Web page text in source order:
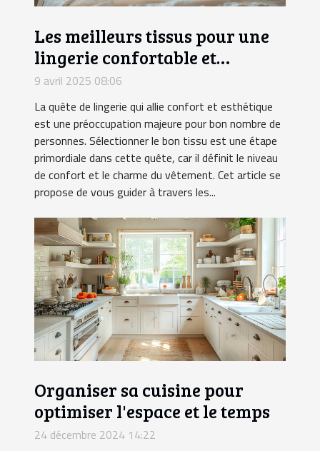
Les meilleurs tissus pour une
lingerie confortable et
attrayante
9 avril 2025 08:06
La quête de lingerie qui allie confort et esthétique
est une préoccupation majeure pour bon nombre de
personnes. Sélectionner le bon tissu est une étape
primordiale dans cette quête, car il définit le niveau
de confort et le charme du vêtement. Cet article se
propose de vous guider à travers les...
Organiser sa cuisine pour
optimiser l'espace et le temps
24 décembre 2024 14:22